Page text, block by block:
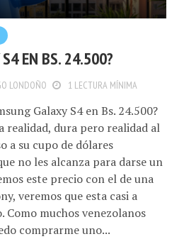
EN BS. 24.500?
LONDOÑO 1 LECTURA MÍNIMA
Galaxy S4 en Bs. 24.500?
realidad, dura pero realidad al
a su cupo de dólares
no les alcanza para darse un
este precio con el de una
veremos que esta casi a
Como muchos venezolanos
comprarme uno...